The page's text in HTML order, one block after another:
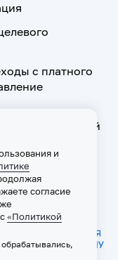
с платного
медицинской
должностях
и
согласие
«Политикой